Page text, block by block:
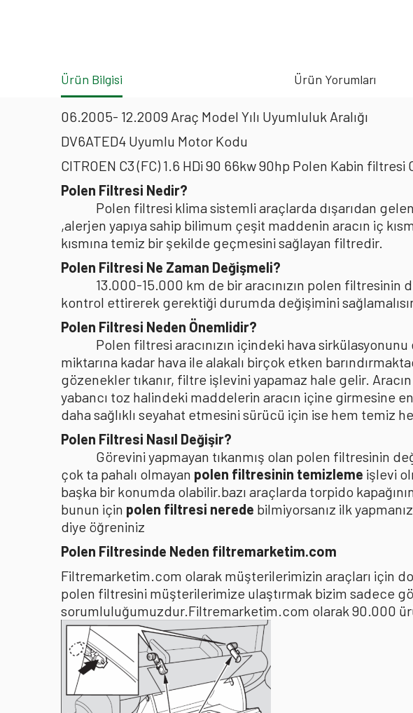
Ürün Bilgisi Ürün Yorumları
06.2005- 12.2009 Araç Model Yılı Uyumluluk Aralığı
DV6ATED4 Uyumlu Motor Kodu
CITROEN C3 (FC) 1.6 HDi 90 66kw 90hp Polen Kabin filtresi
Polen Filtresi Nedir?
Polen filtresi klima sistemli araçlarda dışarıdan
,alerjen yapıya sahip bilimum çeşit maddenin aracın iç
kısmına temiz bir şekilde geçmesini sağlayan filtredir.
Polen Filtresi Ne Zaman Değişmeli?
13.000-15.000 km de bir aracınızın polen
kontrol ettirerek gerektiği durumda değişimini
Polen Filtresi Neden Önemlidir?
Polen filtresi aracınızın içindeki hava
miktarına kadar hava ile alakalı birçok etken
gözenekler tıkanır, filtre işlevini yapamaz hale gelir.
yabancı toz halindeki maddelerin aracın içine girmesine
daha sağlıklı seyahat etmesini sürücü için ise hem temiz
Polen Filtresi Nasıl Değişir?
Görevini yapmayan tıkanmış olan polen filtresinin
çok ta pahalı olmayan polen filtresinin temizleme işlevi
başka bir konumda olabilir.bazı araçlarda torpido
bunun için polen filtresi nerede bilmiyorsanız ilk
diye öğreniniz
Polen Filtresinde Neden filtremarketim.com
Filtremarketim.com olarak müşterilerimizin araçları için
polen filtresini müşterilerimize ulaştırmak bizim sadece
sorumluluğumuzdur.Filtremarketim.com olarak 90.000